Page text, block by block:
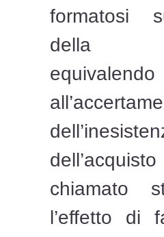
formatosi
della
equivalendo
chiamato
l’effetto di